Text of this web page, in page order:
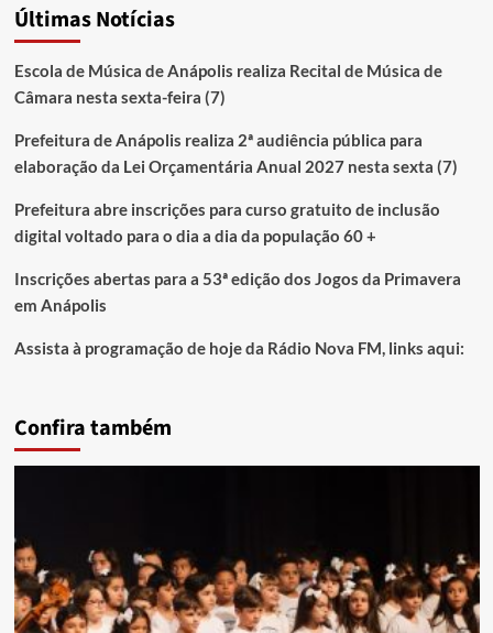
Últimas Notícias
Escola de Música de Anápolis realiza Recital de Música de
Câmara nesta sexta-feira (7)
Prefeitura de Anápolis realiza 2ª audiência pública para
elaboração da Lei Orçamentária Anual 2027 nesta sexta (7)
Prefeitura abre inscrições para curso gratuito de inclusão
digital voltado para o dia a dia da população 60 +
Inscrições abertas para a 53ª edição dos Jogos da Primavera
em Anápolis
Assista à programação de hoje da Rádio Nova FM, links aqui:
Confira também